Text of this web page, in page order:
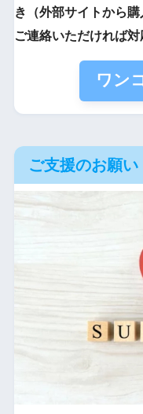
き（外部サイトから
ご連絡いただければ対
ワン
ご支援のお願い